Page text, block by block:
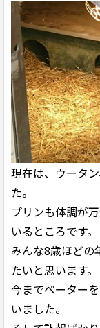
現在は、ウータ
た。
プリンも体調が
いるところです。
みんな8歳ほどの
たいと思います。
今までペーター
いました。